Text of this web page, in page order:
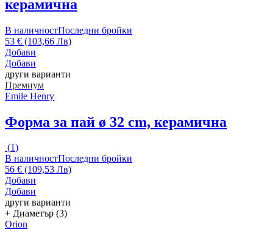
керамична
В наличностПоследни бройки
53 € (103,66 Лв)
Добави
Добави
други варианти
Премиум
Emile Henry
Форма за пай ø 32 cm, керамична
(1)
В наличностПоследни бройки
56 € (109,53 Лв)
Добави
Добави
други варианти
+ Диаметър (3)
Orion